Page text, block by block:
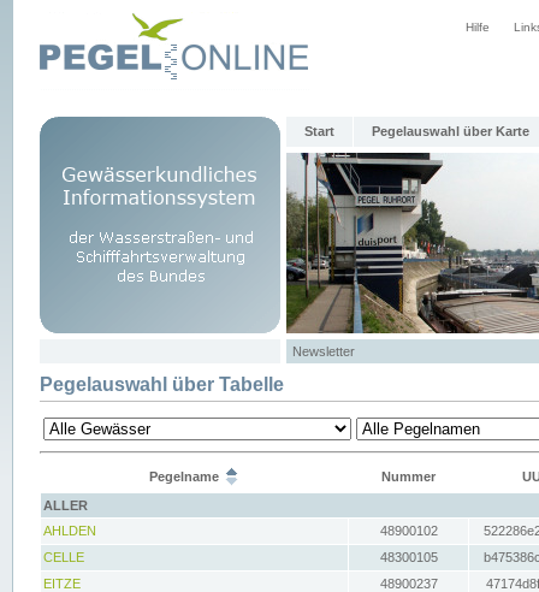
Hilfe
Start Pegelauswahl über Karte
Newsletter
Pegelauswahl über Tabelle
Pegelname Nummer
ALLER
AHLDEN
48900102
CELLE
48300105
EITZE
48900237